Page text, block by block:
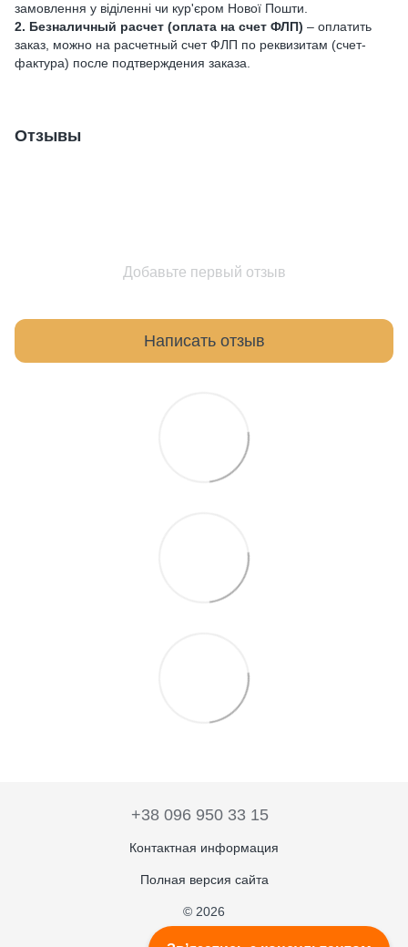
замовлення у віділенні чи кур'єром Нової Пошти.
2. Безналичный расчет (оплата на счет ФЛП) – оплатить
заказ, можно на расчетный счет ФЛП по реквизитам (счет-
фактура) после подтверждения заказа.
Отзывы
Добавьте первый отзыв
Написать отзыв
+38 096 950 33 15
Контактная информация
Полная версия сайта
© 2026